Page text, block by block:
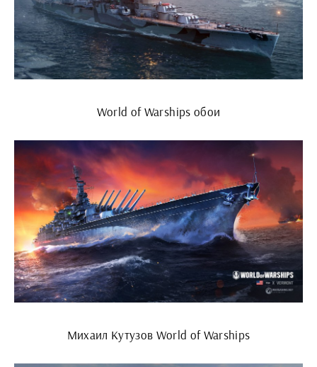
World of Warships обои
Михаил Кутузов World of Warships